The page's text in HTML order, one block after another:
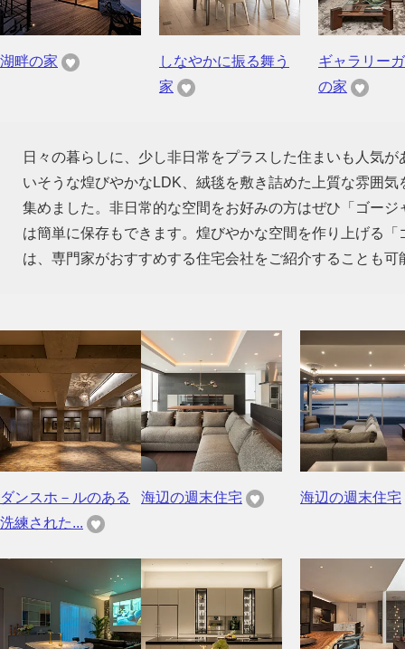
湖畔の家
しなやかに振る舞う
家
ギャラリー
の家
日々の暮らしに、少し非日常をプラスした住まいも人気
いそうな煌びやかなLDK、絨毯を敷き詰めた上質な雰囲
集めました。非日常的な空間をお好みの方はぜひ「ゴー
は簡単に保存もできます。煌びやかな空間を作り上げる
は、専門家がおすすめする住宅会社をご紹介することも可
ダンスホ－ルのある
洗練された...
海辺の週末住宅 海辺の週末住宅